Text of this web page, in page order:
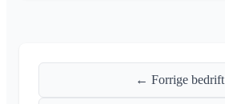
← Forrige bedrift